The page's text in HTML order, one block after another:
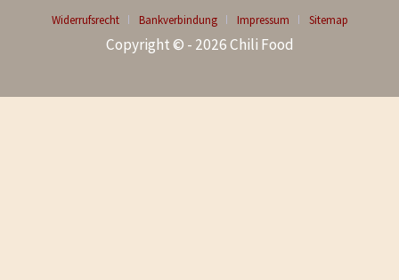
Widerrufsrecht
Bankverbindung Impressum Sitemap
Copyright © - 2026 Chili Food